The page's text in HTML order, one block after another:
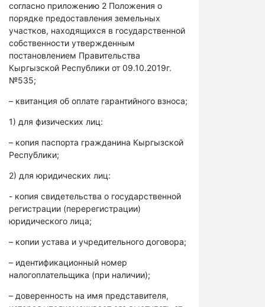
согласно приложению 2 Положения о
порядке предоставления земельных
участков, находящихся в государственной
собственности утвержденным
постановлением Правительства
Кыргызской Республики от 09.10.2019г.
№535;
– квитанция об оплате гарантийного взноса;
1) для физических лиц:
– копия паспорта гражданина Кыргызской
Республики;
2) для юридических лиц:
- копия свидетельства о государственной
регистрации (перерегистрации)
юридического лица;
– копии устава и учредительного договора;
– идентификационный номер
налогоплательщика (при наличии);
– доверенность на имя представителя,